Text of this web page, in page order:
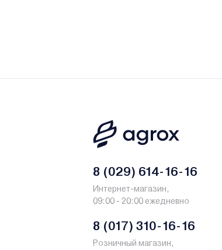
8 (029) 614-16-16
Интернет-магазин,
09:00 - 20:00 ежедневно
8 (017) 310-16-16
Розничный магазин,